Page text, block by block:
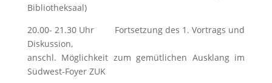
Bibliotheksaal)
20.00- 21.30 Uhr Fortsetzung des 1. Vortrags und
Diskussion,
anschl. Möglichkeit zum gemütlichen Ausklang im
Südwest-Foyer ZUK